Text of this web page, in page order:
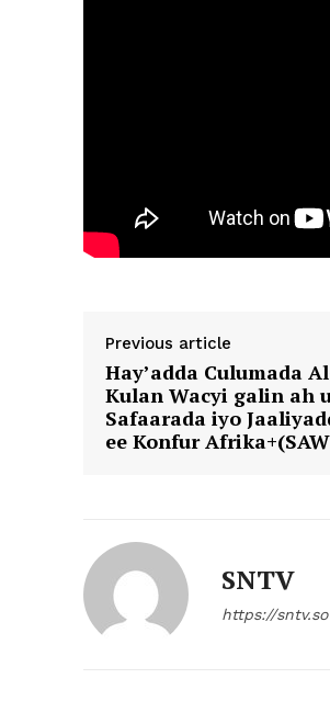
Previous article
Hay’adda Culumada
Kulan Wacyi galin ah
Safaarada iyo
ee Konfur
SNTV
https://sntv.so